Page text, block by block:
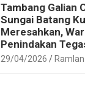
Tambang Galian
Sungai Batang
Meresahkan,
Penindakan
29/04/2026